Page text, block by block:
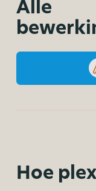
Alle
Hoe